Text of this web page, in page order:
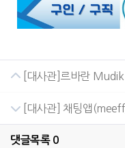
[대사관]르바란
[대사관] 채팅앱
댓글목록 0